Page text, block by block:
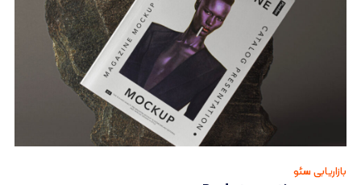
بازاریابی سئو